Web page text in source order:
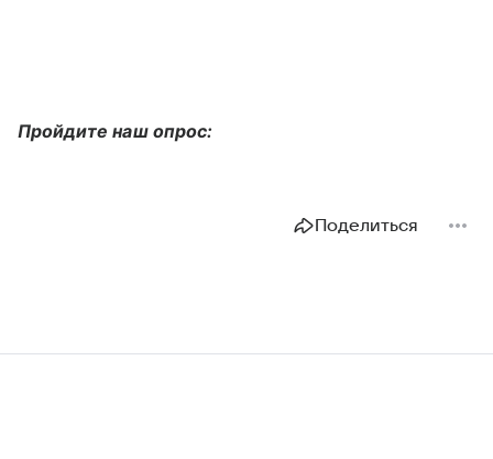
Пройдите наш опрос:
Поделиться